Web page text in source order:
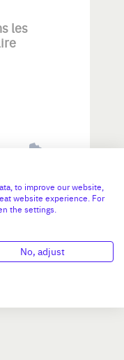
les
to improve our website,
website experience. For
the settings.
No, adjust